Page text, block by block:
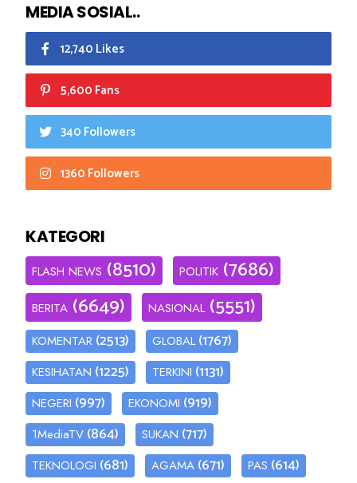
MEDIA SOSIAL..
12,740 Likes
5,600 Fans
340 Followers
1360 Followers
KATEGORI
FLASH NEWS (8510) POLITIK (7686)
BERITA (6649) NASIONAL (5551)
KOMENTAR (2513) GLOBAL (1767)
KESIHATAN (1225) TERKINI (1131)
NEGERI (997) EKONOMI (919)
1MediaTV (864) SUKAN (717)
TEKNOLOGI (681) AGAMA (671) PAS (614)